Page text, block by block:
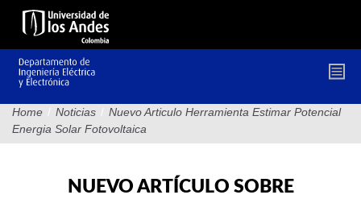
Pasar
contenido
principal
Home / Noticias / Nuevo Articulo Herramienta Estimar Potencial
Energia Solar Fotovoltaica
NUEVO ARTÍCULO SOBRE